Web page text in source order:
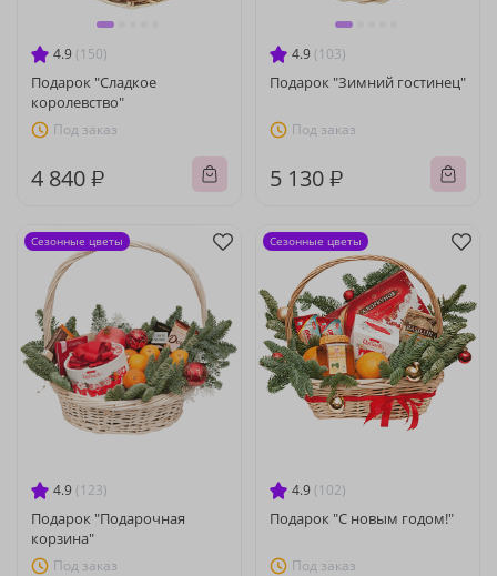
4.9 (150)
Подарок "Сладкое
королевство"
Под заказ
4 840 ₽
4.9 (103)
Подарок "Зимний гостинец"
Под заказ
5 130 ₽
4.9 (123)
Подарок "Подарочная
корзина"
Под заказ
Сезонные цветы
4.9 (102)
Подарок "С новым годом!"
Под заказ
Сезонные цветы